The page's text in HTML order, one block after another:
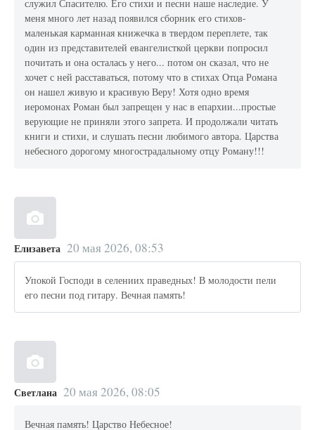
служил Спасителю. Его стихи и песни наше наследие. У
меня много лет назад появился сборник его стихов-
маленькая карманная книжечка в твердом переплете, так
один из представителей евангелисткой церкви попросил
почитать и она осталась у него... потом он сказал, что не
хочет с ней расставаться, потому что в стихах Отца Романа
он нашел живую и красивую Веру! Хотя одно время
иеромонах Роман был запрещен у нас в епархии...простые
верующие не приняли этого запрета. И продолжали читать
книги и стихи, и слушать песни любимого автора. Царства
небесного дорогому многострадальному отцу Роману!!!
Елизавета 20 мая 2026, 08:53
Упокой Господи в селениих праведных! В молодости пели
его песни под гитару. Вечная память!
Светлана 20 мая 2026, 08:05
Вечная память! Царство Небесное!